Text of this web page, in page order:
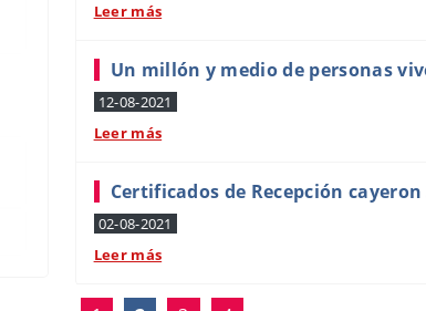
Leer más
Un millón y medio de personas
12-08-2021
Leer más
Certificados de Recepción
02-08-2021
Leer más